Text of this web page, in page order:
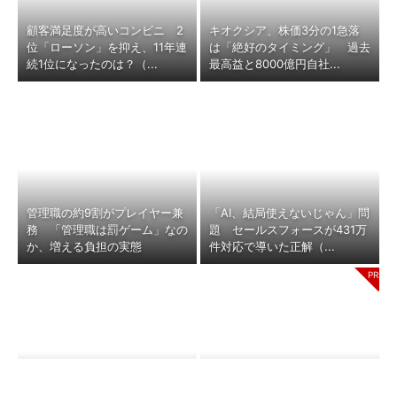
顧客満足度が高いコンビニ 2
位「ローソン」を抑え、11年連
続1位になったのは？（...
キオクシア、株価3分の1急落
は「絶好のタイミング」 過去
最高益と8000億円自社...
管理職の約9割がプレイヤー兼
務 「管理職は罰ゲーム」なの
か、増える負担の実態
「AI、結局使えないじゃん」問
題 セールスフォースが431万
件対応で導いた正解（...